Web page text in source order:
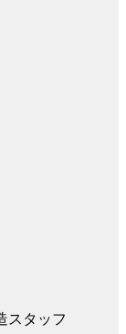
スタッフ